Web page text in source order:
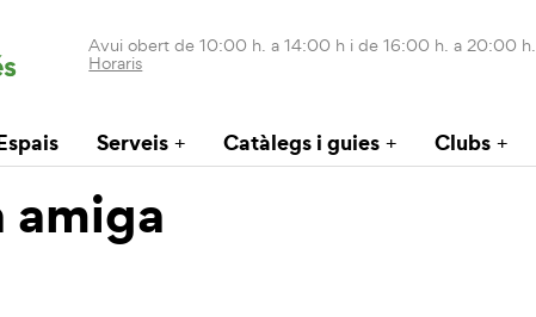
Avui obert de 10:00 h. a 14:00 h i de 16:00 h. a 20:00 h.
Horaris
Serveis Catàlegs i guies Clubs